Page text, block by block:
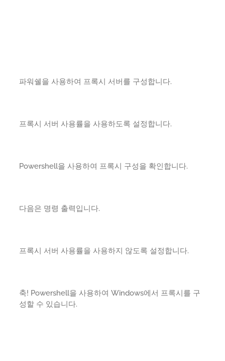
파워쉘을 사용하여 프록시 서버를 구성합니다.
프록시 서버 사용률을 사용하도록 설정합니다.
Powershell을 사용하여 프록시 구성을 확인합니다.
다음은 명령 출력입니다.
프록시 서버 사용률을 사용하지 않도록 설정합니다.
축! Powershell을 사용하여 Windows에서 프록시를 구
성할 수 있습니다.